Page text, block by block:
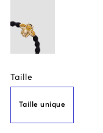
Taille
Taille unique